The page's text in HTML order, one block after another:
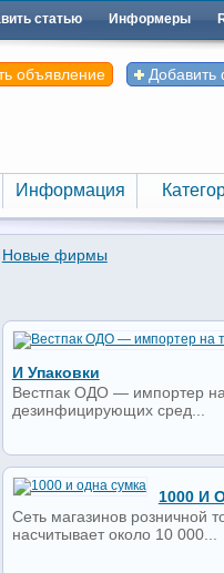
статью Информеры
объявление
Информация
Новые фирмы
И Упаковки
Вестпак ОДО — импортер на
дезинфицирующих сред...
1000 И
Сеть магазинов розничной
насчитывает около 10 000...